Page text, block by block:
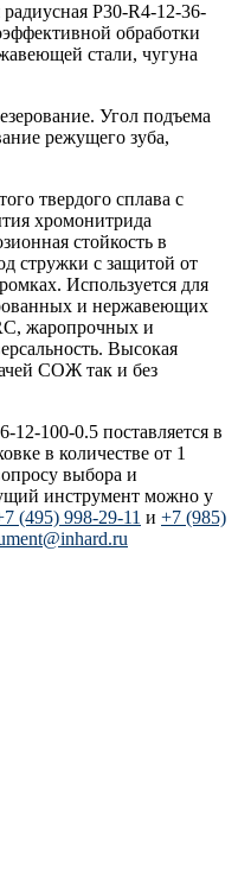
P30-R4-12-36-
обработки
стали, чугуна
Угол подъема
режущего зуба,
твердого сплава с
хромонитрида
стойкость в
стружки с защитой от
Используется для
и нержавеющих
жаропрочных и
Высокая
СОЖ так и без
12-100-0.5 поставляется в
в количестве от 1
выбора и
инструмент можно у
(495) 998-29-11 и +7 (985)